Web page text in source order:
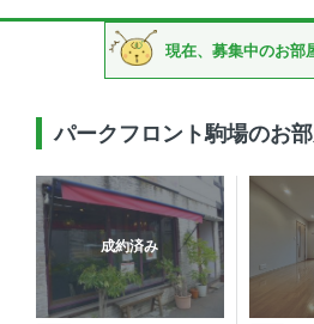
現在、募集中のお部
パークフロント駒場のお
成約済み